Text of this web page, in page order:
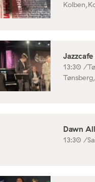
13:30 /
Dawn
13:30 /